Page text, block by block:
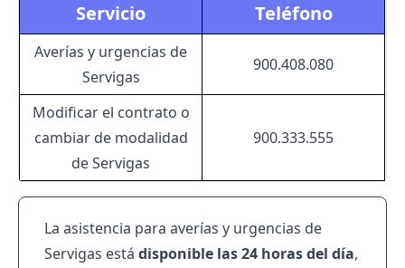
Servicio Teléfono
Averías y urgencias de
Servigas
900.408.080
Modificar el contrato o
cambiar de modalidad
de Servigas
900.333.555
La asistencia para averías y urgencias de
Servigas está disponible las 24 horas del día,